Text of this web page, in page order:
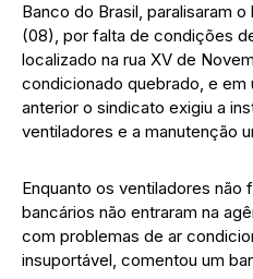
Banco do Brasil, paralisaram
(08), por falta de condições
localizado na rua XV de
condicionado quebrado, e em
anterior o sindicato exigiu a
ventiladores e a manutenção
Enquanto os ventiladores não
bancários não entraram na
com problemas de ar
insuportável, comentou um